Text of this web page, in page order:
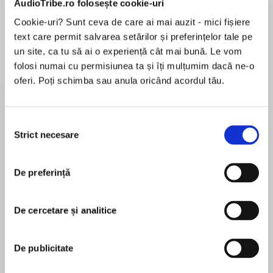
AudioTribe.ro folosește cookie-uri
Cookie-uri? Sunt ceva de care ai mai auzit - mici fișiere
text care permit salvarea setărilor și preferințelor tale pe
un site, ca tu să ai o experiență cât mai bună. Le vom
folosi numai cu permisiunea ta și îți mulțumim dacă ne-o
oferi. Poți schimba sau anula oricând acordul tău.
consimțământului
Strict necesare
De preferință
De cercetare și analitice
De publicitate
Desprecarte
READ BY ANTHONY HEAD. Meet Splat the Cat!
An irresistible new character from Rob Scotton,
READ BY ANTHONY HEAD. It’s Splat the Cat’s
first day of school and he’s worried. What if he
doesn’t make any new friends? Just in case,
Splat decides to bring along his pet mouse,
The teacher, Mrs Wimpydimple, introduces
Splat to the class and he soon starts learning all
his important cat lessons. But when Seymour
pentru această carte
Rob Scotton is a prolific artist and illustrator. He